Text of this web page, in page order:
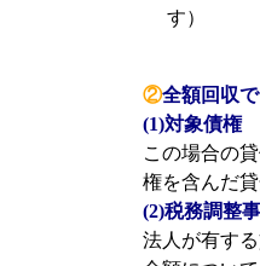
す）
②全額回収
(1)対象債権
この場合の
権を含んだ
(2)税務調整
法人が有す